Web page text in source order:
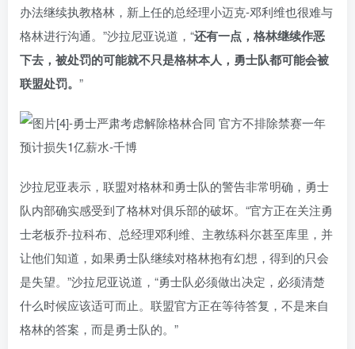
办法继续执教格林，新上任的总经理小迈克-邓利维也很难与
格林进行沟通。”沙拉尼亚说道，“还有一点，格林继续作恶
下去，被处罚的可能就不只是格林本人，勇士队都可能会被
联盟处罚。 ”
沙拉尼亚表示，联盟对格林和勇士队的警告非常明确，勇士
队内部确实感受到了格林对俱乐部的破坏。“官方正在关注勇
士老板乔-拉科布、总经理邓利维、主教练科尔甚至库里，并
让他们知道，如果勇士队继续对格林抱有幻想，得到的只会
是失望。”沙拉尼亚说道，“勇士队必须做出决定，必须清楚
什么时候应该适可而止。联盟官方正在等待答复，不是来自
格林的答案，而是勇士队的。”